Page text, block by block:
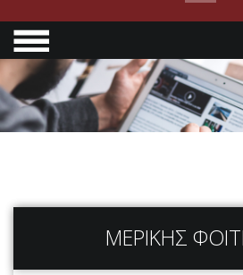
ΑΡΧΙΚΗ
ΠΛΗΡΟΦΟΡΙΕΣ
ΠΡΟΓΡΑΜΜΑΤΑΜΕΡΙΚΗΣ